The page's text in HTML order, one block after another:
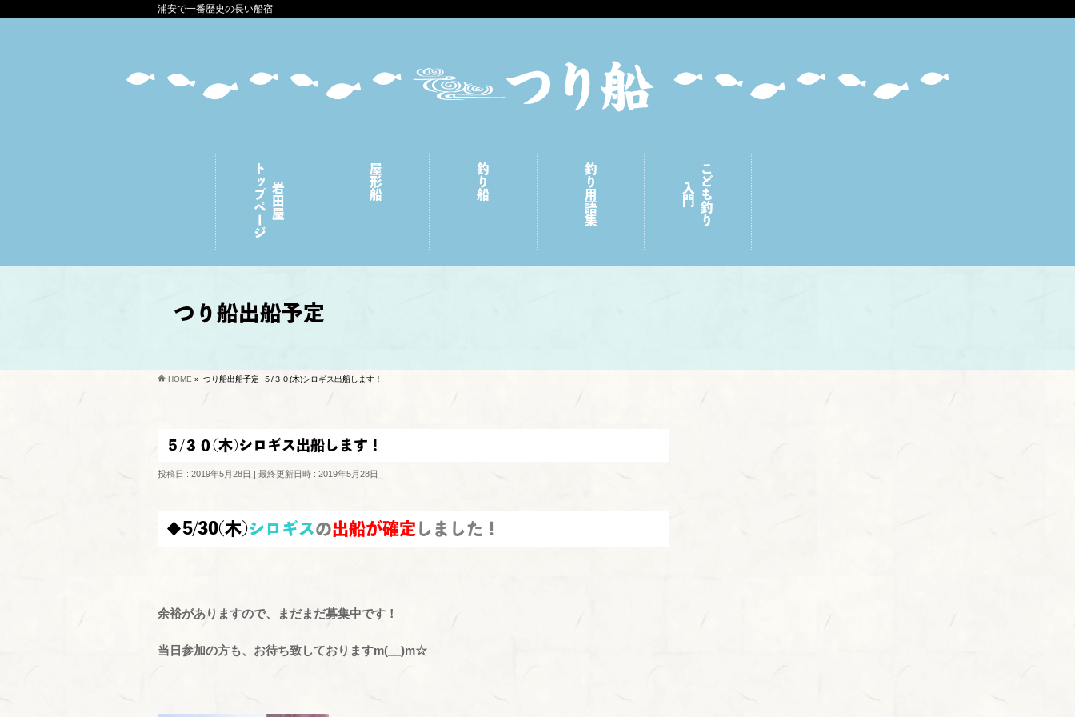
浦安で一番歴史の長い船宿
岩田屋
トップページ 屋形船 釣り船 釣り用語集 こども釣り
入門
つり船出船予定
HOME » つり船出船予定 ５/３０(木)シロギス出船します！
５/３０(木)シロギス出船します！
投稿日 : 2019年5月28日 最終更新日時 : 2019年5月28日
◆5/30(木)シロギスの出船が確定 しました！
余裕がありますので、まだまだ募集中です！
当日参加の方も、お待ち致しておりますm(__)m☆